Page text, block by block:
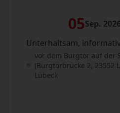
05Sep. 2026
Unterhaltsam,
vor dem Burgtor auf der
(Burgtorbrücke 2, 23552
Lübeck